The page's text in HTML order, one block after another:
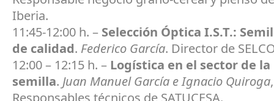
Iberia.
11:45-12:00 h. – Selección Óptica I.S.T.:
de calidad. Federico García. Director de
12:00 – 12:15 h. – Logística en el sector de la
semilla. Juan Manuel García e Ignacio Quiroga,
Responsables técnicos de SATUCESA.